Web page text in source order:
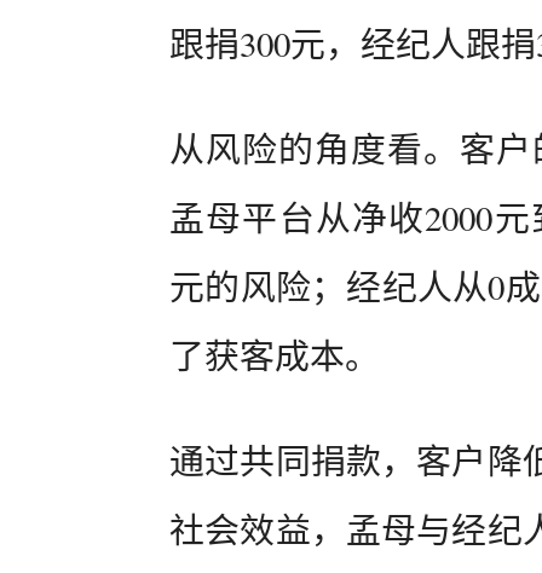
跟捐300元，经纪人跟
从风险的角度看。客户
孟母平台从净收2000
元的风险；经纪人从0
了获客成本。
通过共同捐款，客户降
社会效益，孟母与经纪